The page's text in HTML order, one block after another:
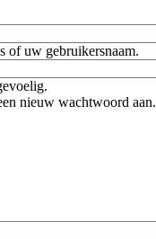
of uw gebruikersnaam.
nieuw wachtwoord aan.